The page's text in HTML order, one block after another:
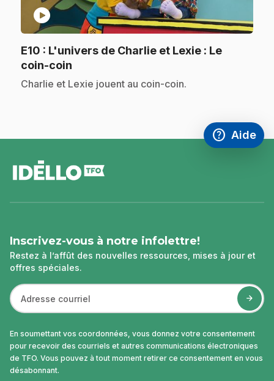
play_circle
E10 : L'univers de Charlie et Lexie : Le
coin-coin
.Charlie et Lexie jouent au coin-coin.
help
Accéder à
Aide
,Ce lien
de
page
Inscrivez-vous à notre infolettre!
Restez à l’affût des nouvelles ressources, mises à jour et
offres spéciales.
En soumettant vos coordonnées, vous donnez votre consentement
pour recevoir des courriels et autres communications électroniques
de TFO. Vous pouvez à tout moment retirer ce consentement en vous
désabonnant.